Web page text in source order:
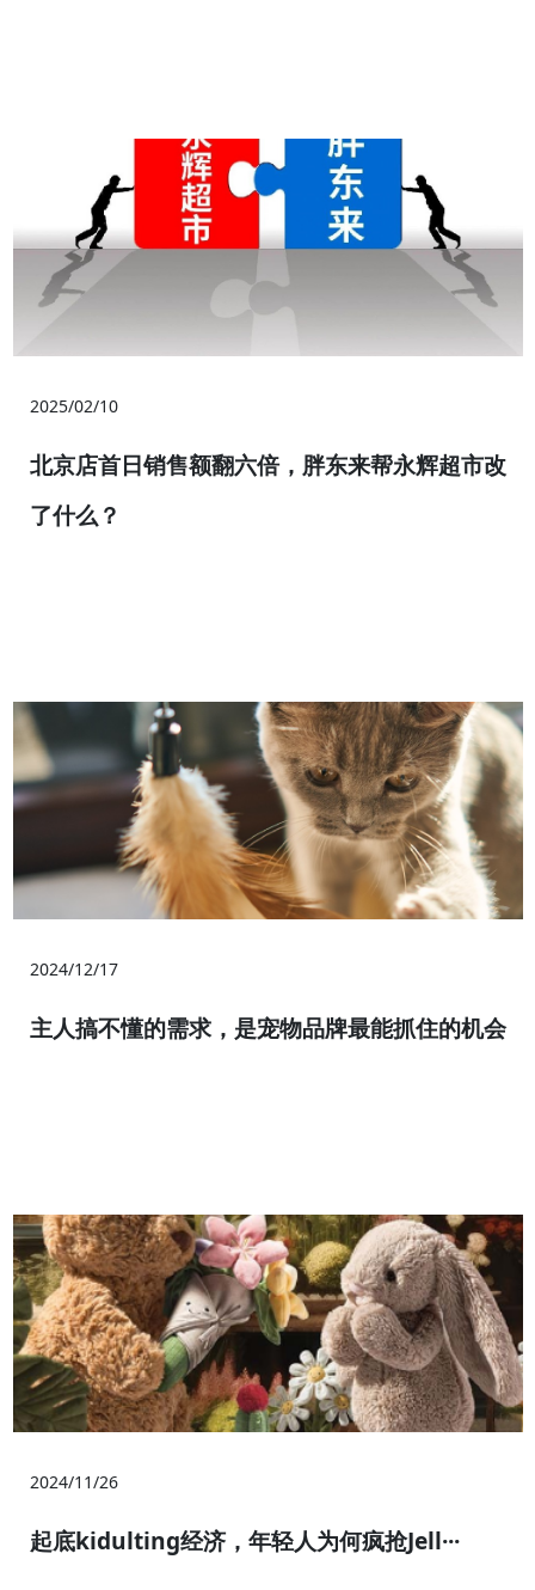
2025/02/10
北京店首日销售额翻六倍，胖东来帮永辉超市改
了什么？
2024/12/17
主人搞不懂的需求，是宠物品牌最能抓住的机会
2024/11/26
起底kidulting经济，年轻人为何疯抢Jell···